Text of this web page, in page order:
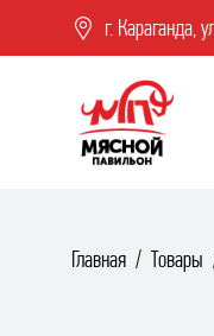
г. Караганда,
Главная Товары